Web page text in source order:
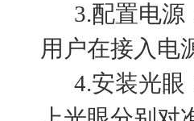
3.配置电源
用户在接入电
4.安装光眼